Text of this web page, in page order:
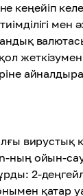
кеңейіп
вирустық
ойын-
2-
қатар